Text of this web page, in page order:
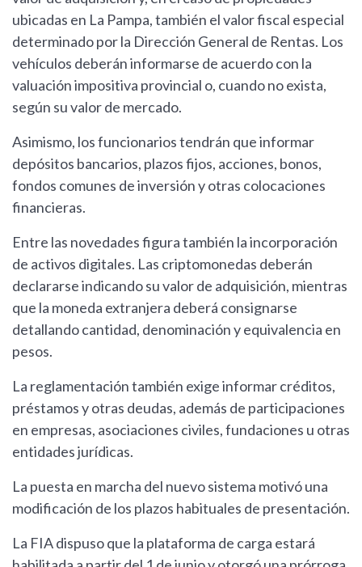
ubicadas en La Pampa, también el valor fiscal especial
determinado por la Dirección General de Rentas. Los
vehículos deberán informarse de acuerdo con la
valuación impositiva provincial o, cuando no exista,
según su valor de mercado.
Asimismo, los funcionarios tendrán que informar
depósitos bancarios, plazos fijos, acciones, bonos,
fondos comunes de inversión y otras colocaciones
financieras.
Entre las novedades figura también la incorporación
de activos digitales. Las criptomonedas deberán
declararse indicando su valor de adquisición, mientras
que la moneda extranjera deberá consignarse
detallando cantidad, denominación y equivalencia en
pesos.
La reglamentación también exige informar créditos,
préstamos y otras deudas, además de participaciones
en empresas, asociaciones civiles, fundaciones u otras
entidades jurídicas.
La puesta en marcha del nuevo sistema motivó una
modificación de los plazos habituales de presentación.
La FIA dispuso que la plataforma de carga estará